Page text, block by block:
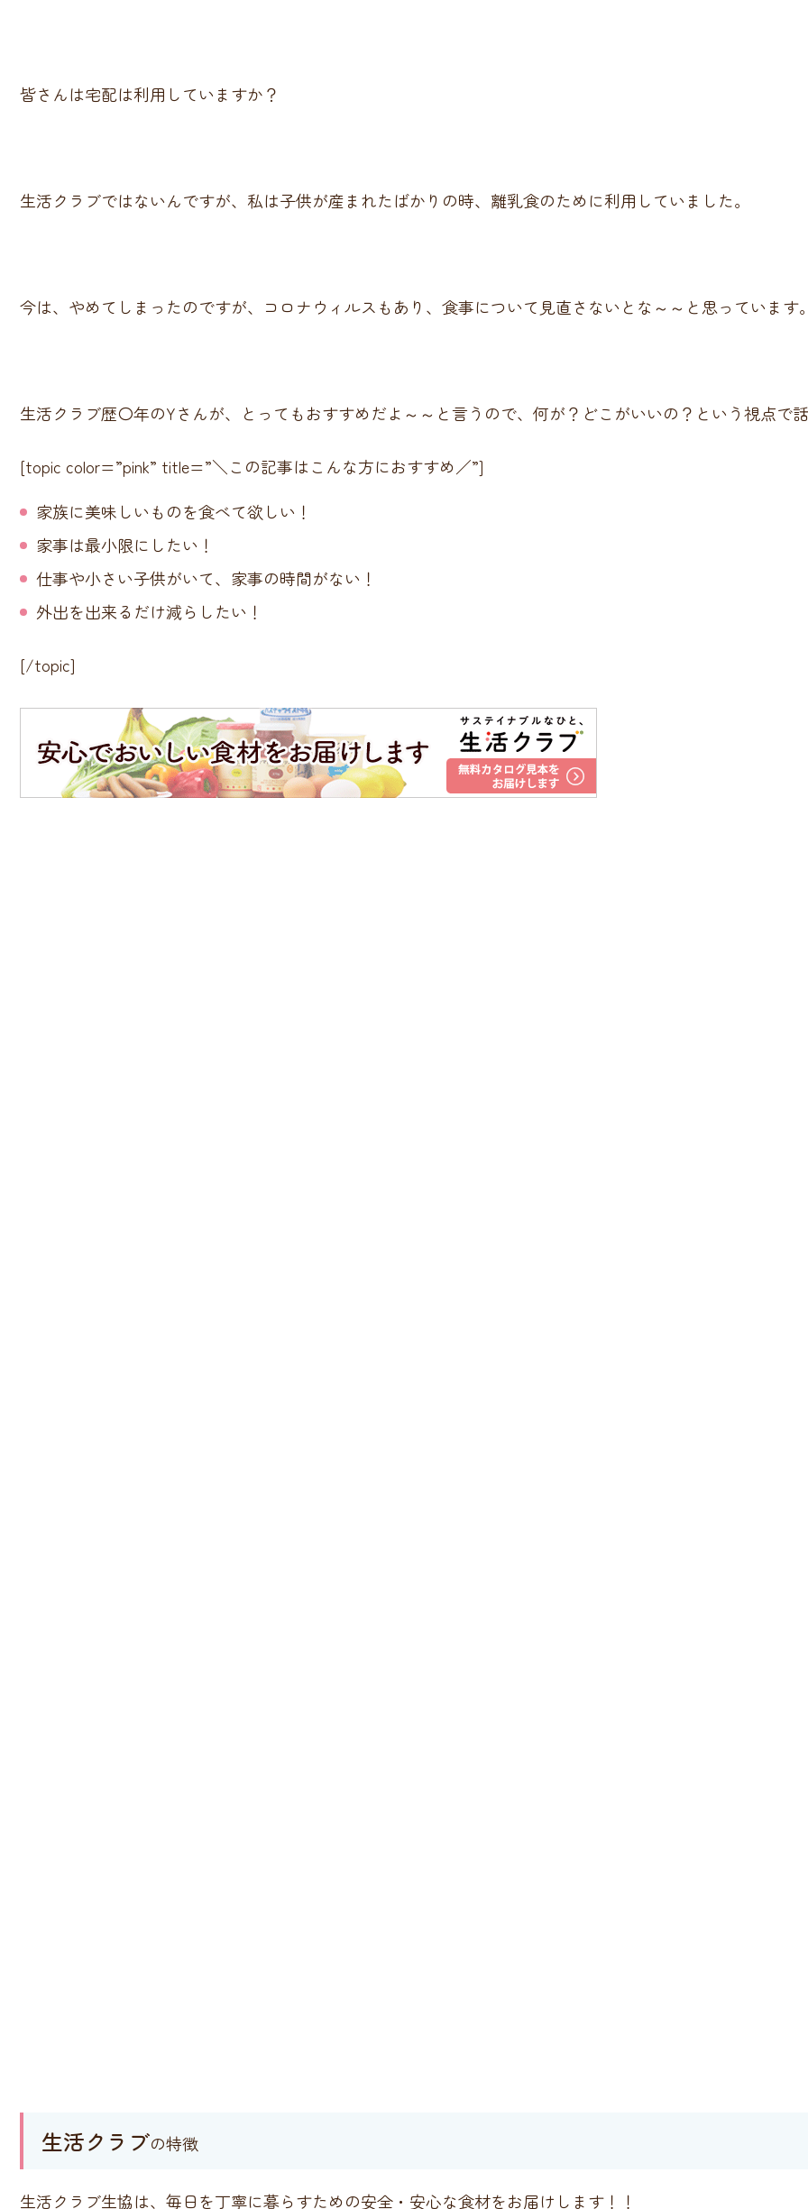
皆さんは宅配は利用していますか？
生活クラブではないんですが、私は子供が産まれたばかりの時、離乳食のために利用していました。
今は、やめてしまったのですが、コロナウィルスもあり、食事について見直さないとな～～と思っています
生活クラブ歴〇年のYさんが、とってもおすすめだよ～～と言うので、何が？どこがいいの？という視点で
[topic color=”pink” title=”＼この記事はこんな方におすすめ／”]
家族に美味しいものを食べて欲しい！
家事は最小限にしたい！
仕事や小さい子供がいて、家事の時間がない！
外出を出来るだけ減らしたい！
[/topic]
生活クラブの特徴
生活クラブ生協は、毎日を丁寧に暮らすための安全・安心な食材をお届けします！！